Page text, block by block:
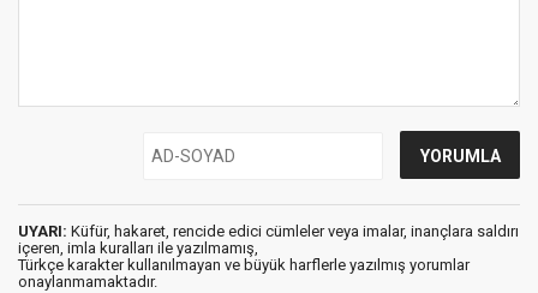
UYARI: Küfür, hakaret, rencide edici cümleler veya imalar, inançlara saldırı
içeren, imla kuralları ile yazılmamış,
Türkçe karakter kullanılmayan ve büyük harflerle yazılmış yorumlar
onaylanmamaktadır.